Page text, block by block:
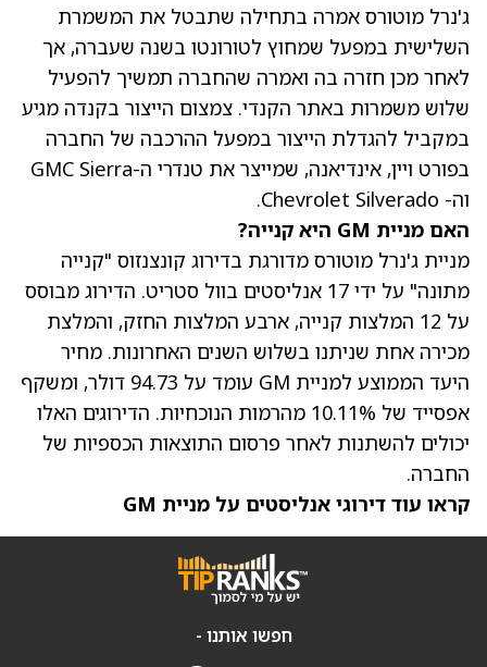
ג'נרל מוטורס אמרה בתחילה שתבטל את המשמרת
השלישית במפעל שמחוץ לטורונטו בשנה שעברה, אך
לאחר מכן חזרה בה ואמרה שהחברה תמשיך להפעיל
שלוש משמרות באתר הקנדי. צמצום הייצור בקנדה מגיע
במקביל להגדלת הייצור במפעל ההרכבה של החברה
בפורט ויין, אינדיאנה, שמייצר את טנדרי ה-GMC Sierra
וה- Chevrolet Silverado.
האם מניית GM היא קנייה?
מניית ג'נרל מוטורס מדורגת בדירוג קונצנזוס "קנייה
מתונה" על ידי 17 אנליסטים בוול סטריט. הדירוג מבוסס
על 12 המלצות קנייה, ארבע המלצות החזק, והמלצת
מכירה אחת שניתנו בשלוש השנים האחרונות. מחיר
היעד הממוצע למניית GM
עומד על 94.73 דולר, ומשקף
אפסייד של 10.11% מהרמות הנוכחיות. הדירוגים האלו
יכולים להשתנות לאחר פרסום התוצאות הכספיות של
החברה.
קראו עוד דירוגי אנליסטים על מניית GM
חפשו אותנו -